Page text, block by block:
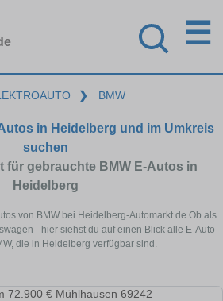
☰
❯ BMW
in Heidelberg und im Umkreis
suchen
für gebrauchte BMW E-Autos in
Heidelberg
von BMW bei Heidelberg-Automarkt.de Ob als
- hier siehst du auf einen Blick alle E-Auto
die in Heidelberg verfügbar sind.